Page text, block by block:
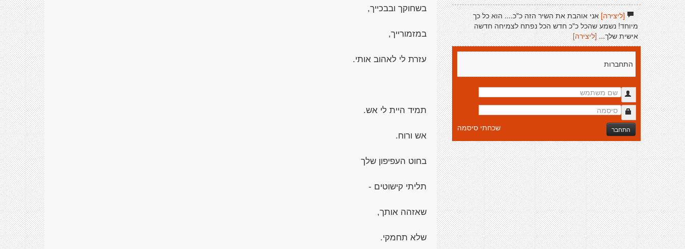
בשחוקך ובבכייך,
במזמורייך,
עזרת לי לאהוב אותי.
תמיד היית לי אש.
אש ורוח.
בחוט העפיפון שלך
תליתי קישוטים -
שאזהה אותך,
שלא תחמקי.
[ליצירה]אני אוהבת את השיר הזה כ"כ.... הוא כל כך
מיוחד! נשמע שהכל כ"כ חדש הכל נפתח לצמיחה חדשה
אישית שלך...[ליצירה]
התחברות
התחבר שכחתי סיסמה